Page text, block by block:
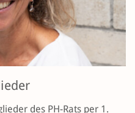
des PH-Rats per 1.